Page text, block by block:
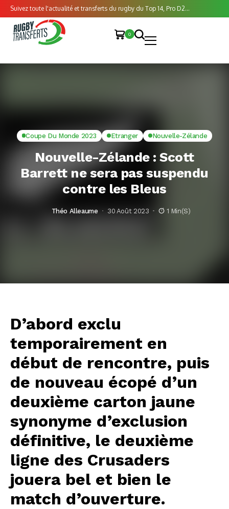
Suivez toute l'actualité et transferts du rugby du Top 14, Pro D2...
0
Coupe Du Monde 2023 Etranger Nouvelle-Zélande
Nouvelle-Zélande : Scott
Barrett ne sera pas suspendu
contre les Bleus
Théo Alleaume 30 Août 2023 1 Min(s)
D’abord exclu
temporairement en
début de rencontre, puis
de nouveau écopé d’un
deuxième carton jaune
synonyme d’exclusion
définitive, le deuxième
ligne des Crusaders
jouera bel et bien le
match d’ouverture.